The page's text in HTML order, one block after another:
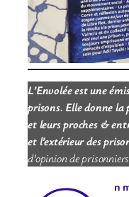
L’Envolée est une
prisons. Elle donne la
et leurs proches &
et l’extérieur des
d’opinion de
n